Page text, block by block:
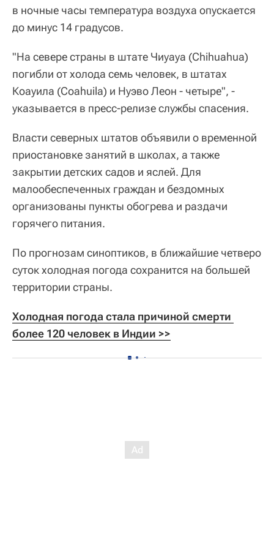
в ночные часы температура воздуха опускается
до минус 14 градусов.
"На севере страны в штате Чиуауа (Chihuahua)
погибли от холода семь человек, в штатах
Коауила (Coahuila) и Нуэво Леон - четыре", -
указывается в пресс-релизе службы спасения.
Власти северных штатов объявили о временной
приостановке занятий в школах, а также
закрытии детских садов и яслей. Для
малообеспеченных граждан и бездомных
организованы пункты обогрева и раздачи
горячего питания.
По прогнозам синоптиков, в ближайшие четверо
суток холодная погода сохранится на большей
территории страны.
Холодная погода стала причиной смерти
более 120 человек в Индии >>